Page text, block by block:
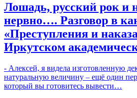
Лошадь, русский рок и
нервно…. Разговор в
«Преступления и
Иркутском
- Алексей, я видела изготовленную
натуральную величину – ещё один
который вы готовитесь вывести…